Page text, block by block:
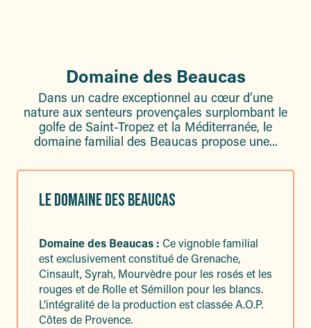
Domaine des Beaucas
Dans un cadre exceptionnel au cœur d’une
nature aux senteurs provençales surplombant le
golfe de Saint-Tropez et la Méditerranée, le
domaine familial des Beaucas propose une...
LE DOMAINE DES BEAUCAS
Domaine des Beaucas : Ce vignoble familial
est exclusivement constitué de Grenache,
Cinsault, Syrah, Mourvèdre pour les rosés et les
rouges et de Rolle et Sémillon pour les blancs.
L’intégralité de la production est classée A.O.P.
Côtes de Provence.